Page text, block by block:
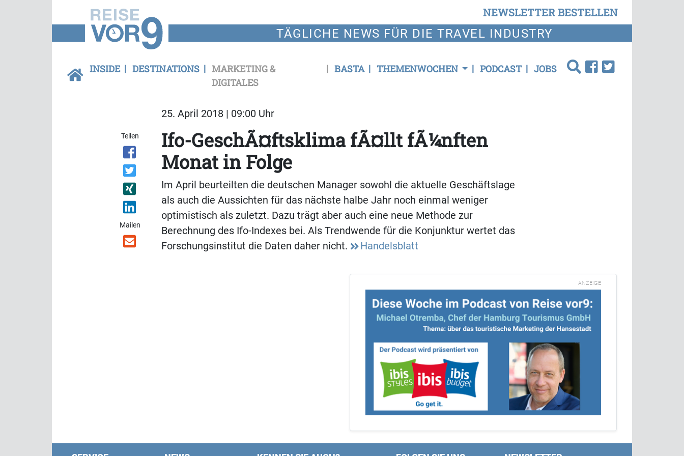
NEWSLETTER BESTELLEN
TÄGLICHE NEWS FÜR DIE TRAVEL INDUSTRY
INSIDE DESTINATIONS
MARKETING &
DIGITALES
BASTA THEMENWOCHEN PODCAST JOBS
25. April 2018 | 09:00 Uhr
Teilen
Mailen
Ifo-GeschÃ¤ftsklima fÃ¤llt fÃ¼nften
Monat in Folge
Im April beurteilten die deutschen Manager sowohl die aktuelle Geschäftslage
als auch die Aussichten für das nächste halbe Jahr noch einmal weniger
optimistisch als zuletzt. Dazu trägt aber auch eine neue Methode zur
Berechnung des Ifo-Indexes bei. Als Trendwende für die Konjunktur wertet das
Forschungsinstitut die Daten daher nicht.
Handelsblatt
ANZEIGE